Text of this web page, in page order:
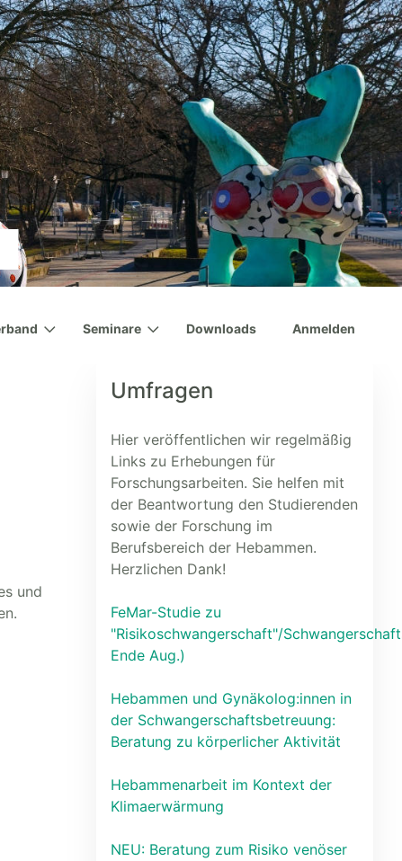
Seminare Downloads Anmelden
und
Umfragen
Hier veröffentlichen wir regelmäßig
Links zu Erhebungen für
Forschungsarbeiten. Sie helfen mit
der Beantwortung den Studierenden
sowie der Forschung im
Berufsbereich der Hebammen.
Herzlichen Dank!
FeMar-Studie zu
"Risikoschwangerschaft"/
Ende Aug.)
Hebammen und Gynäkolog:innen in
der Schwangerschaftsbetreuung:
Beratung zu körperlicher Aktivität
Hebammenarbeit im Kontext der
Klimaerwärmung
NEU: Beratung zum Risiko venöser